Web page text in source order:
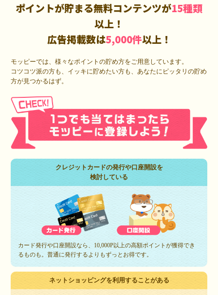
ポイントが貯まる無料コンテンツが15種類
以上！
広告掲載数は5,000件以上！
モッピーでは、様々なポイントの貯め方をご用意しています。
コツコツ派の方も、イッキに貯めたい方も、あなたにピッタリの貯め
方が見つかるはず。
クレジットカードの発行や口座開設を
検討している
カード発行や口座開設なら、10,000P以上の高額ポイントが獲得でき
るものも。普通に発行するよりもずっとお得です。
ネットショッピングを利用することがある